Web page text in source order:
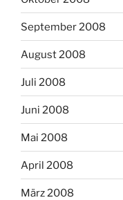
September 2008
August 2008
Juli 2008
Juni 2008
Mai 2008
April 2008
März 2008